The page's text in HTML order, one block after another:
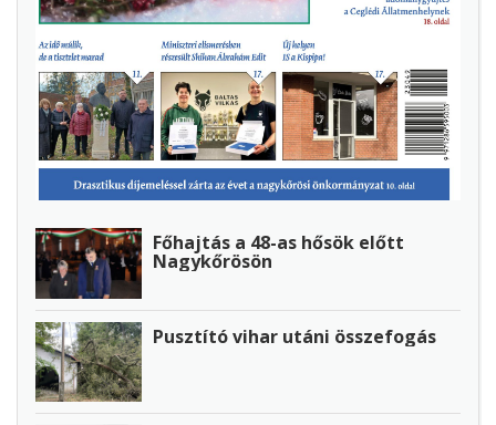
Főhajtás a 48-as hősök előtt
Nagykőrösön
Pusztító vihar utáni összefogás